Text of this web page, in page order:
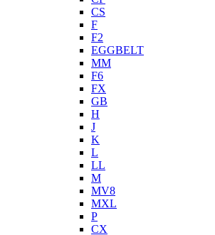
CS
F
F2
EGGBELT
MM
F6
FX
GB
H
J
K
L
LL
M
MV8
MXL
P
CX